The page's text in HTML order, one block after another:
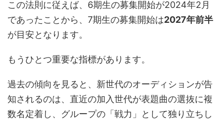
この法則に従えば、6期生の募集開始が2024年2月
であったことから、7期生の募集開始は2027年前半
が目安となります。
もうひとつ重要な指標があります。
過去の傾向を見ると、新世代のオーディションが告
知されるのは、直近の加入世代が表題曲の選抜に複
数名定着し、グループの「戦力」として独り立ちし